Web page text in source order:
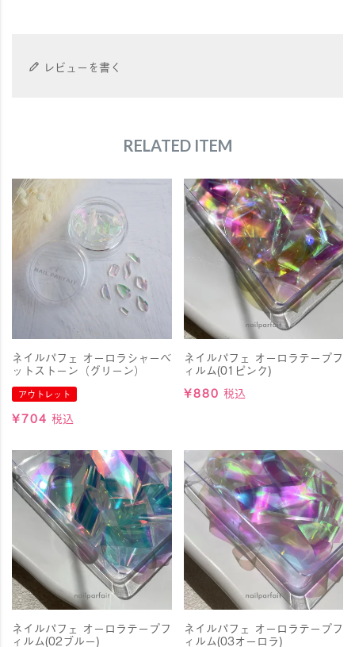
レビューを書く
RELATED ITEM
ネイルパフェ オーロラシャーベ
ットストーン（グリーン）
アウトレット
¥704 税込
ネイルパフェ オーロラテープフ
ィルム(01ピンク)
¥880 税込
ネイルパフェ オーロラテープフ
ィルム(02ブルー)
ネイルパフェ オーロラテープフ
ィルム(03オーロラ)